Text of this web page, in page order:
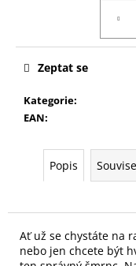
Kategorie:
EAN:
Zeptat se
Popis
Ať už se chystáte na
nebo jen chcete být
e
m
ŘASY
SAMOLEPÍCÍ
89